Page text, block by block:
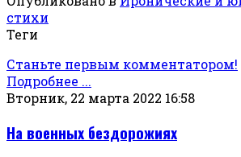
стихи
Теги
Станьте первым комментатором!
Подробнее ...
Вторник, 22 марта 2022 16:58
На военных бездорожиях